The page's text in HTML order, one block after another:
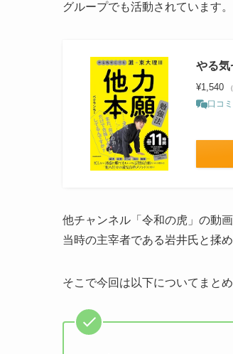
グループでも活動されています。
やる
¥1,540
口コ
他チャンネル「令和の虎」の動
当時の主宰者である岩井氏と揉
そこで今回は以下についてまとめ